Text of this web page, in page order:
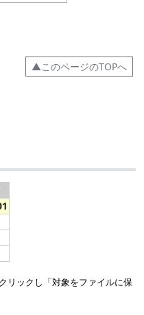
▲このページのTOPへ
リックし「対象をファイルに保